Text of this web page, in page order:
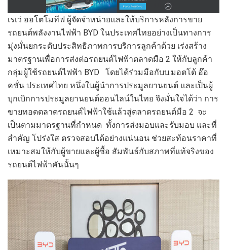
เรเว่ ออโตโมทีฟ ผู้จัดจำหน่ายและให้บริการหลังการขาย
รถยนต์พลังงานไฟฟ้า BYD ในประเทศไทยอย่างเป็นทางการ
มุ่งมั่นยกระดับประสิทธิภาพการบริการลูกค้าด้วย เร่งสร้าง
มาตรฐานเพื่อการส่งต่อรถยนต์ไฟฟ้าตลาดมือ 2 ให้กับลูกค้า
กลุ่มผู้ใช้รถยนต์ไฟฟ้า BYD โดยได้ร่วมมือกับบ.มอตโต้ อ๊อ
คชั่น ประเทศไทย หนึ่งในผู้นำการประมูลยานยนต์ และเป็นผู้
บุกเบิกการประมูลยานยนต์ออนไลน์ในไทย จึงมั่นใจได้ว่า การ
ขายทอดตลาดรถยนต์ไฟฟ้าใช้แล้วสู่ตลาดรถยนต์มือ 2 จะ
เป็นตามมาตรฐานที่กำหนด ทั้งการส่งมอบและรับมอบ และที่
สำคัญ โปร่งใส ตรวจสอบได้อย่างแน่นอน ช่วยสะท้อนราคาที่
เหมาะสมให้กับผู้ขายและผู้ซื้อ สัมพันธ์กับสภาพที่แท้จริงของ
รถยนต์ไฟฟ้าคันนั้นๆ